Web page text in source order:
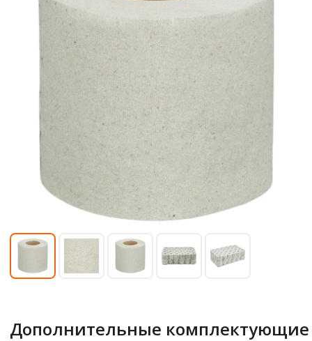
Дополнительные комплектующие